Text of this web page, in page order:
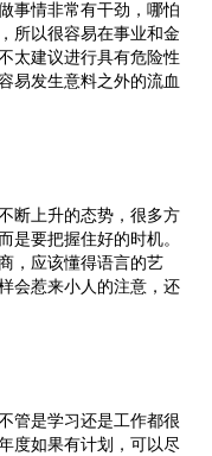
事情非常有干劲，哪怕
所以很容易在事业和金
太建议进行具有危险性
易发生意料之外的流血
断上升的态势，很多方
是要把握住好的时机。
，应该懂得语言的艺
会惹来小人的注意，还
管是学习还是工作都很
度如果有计划，可以尽